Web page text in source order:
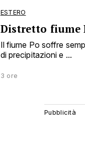
ESTERO
Distretto fiume
Il fiume Po soffre
di precipitazioni e ...
3 ore